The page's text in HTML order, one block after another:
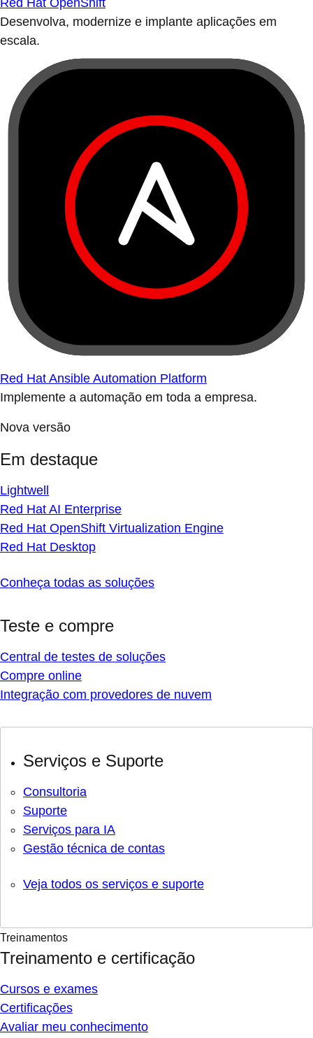
Red Hat OpenShift
Desenvolva, modernize e implante aplicações em
escala.
Red Hat Ansible Automation Platform
Implemente a automação em toda a empresa.
Nova versão
Em destaque
Lightwell
Red Hat AI Enterprise
Red Hat OpenShift Virtualization Engine
Red Hat Desktop
Conheça todas as soluções
Teste e compre
Central de testes de soluções
Compre online
Integração com provedores de nuvem
Serviços e Suporte
Consultoria
Suporte
Serviços para IA
Gestão técnica de contas
Veja todos os serviços e suporte
Treinamentos
Treinamento e certificação
Cursos e exames
Certificações
Avaliar meu conhecimento